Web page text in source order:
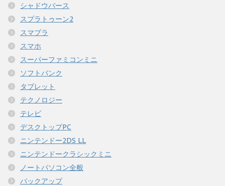
シャドウバース
スプラトゥーン2
スマブラ
スマホ
スーパーファミコンミニ
ソフトバンク
タブレット
テクノロジー
テレビ
デスクトップPC
ニンテンドー2DS LL
ニンテンドークラシックミニ
ノートパソコン全般
バックアップ